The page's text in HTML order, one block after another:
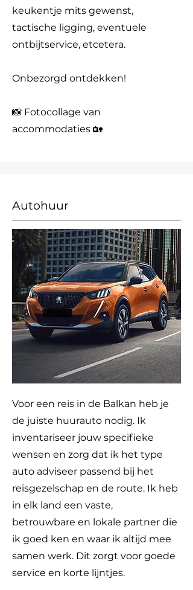
keukentje mits gewenst,
tactische ligging, eventuele
ontbijtservice, etcetera.
Onbezorgd ontdekken!
📸 Fotocollage van
accommodaties 🏡
Autohuur
Voor een reis in de Balkan heb je
de juiste huurauto nodig. Ik
inventariseer jouw specifieke
wensen en zorg dat ik het type
auto adviseer passend bij het
reisgezelschap en de route. Ik heb
in elk land een vaste,
betrouwbare en lokale partner die
ik goed ken en waar ik altijd mee
samen werk. Dit zorgt voor goede
service en korte lijntjes.